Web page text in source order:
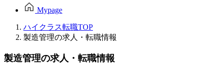
Mypage
ハイクラス転職TOP
製造管理の求人・転職情報
製造管理の求人・転職情報